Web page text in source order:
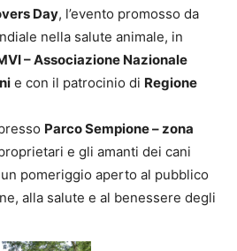
Day, l’evento promosso da
nella salute animale, in
– Associazione Nazionale
e con il patrocinio di Regione
Parco Sempione – zona
e gli amanti dei cani
pomeriggio aperto al pubblico
alla salute e al benessere degli